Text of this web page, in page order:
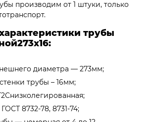
производим от 1 штуки, только
трубы
диаметра — 273мм;
трубы – 16мм;
8732-78, 8731-74;